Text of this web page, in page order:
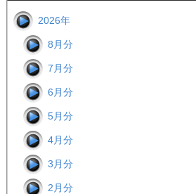
2026年
8月分
7月分
6月分
5月分
4月分
3月分
2月分